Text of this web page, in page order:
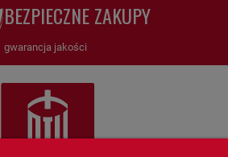
BEZPIECZNE ZAKUPY
gwarancja jakości